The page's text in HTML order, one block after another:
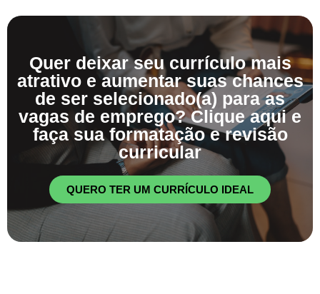
Quer deixar seu currículo mais
atrativo e aumentar suas chances
de ser selecionado(a) para as
vagas de emprego? Clique aqui e
faça sua formatação e revisão
curricular
QUERO TER UM CURRÍCULO IDEAL